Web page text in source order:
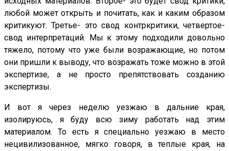
любой может открыть и почитать, как и каким образом
критикуют. Третье- это свод контркритики, четвертое-
свод интерпретаций. Мы к этому подходили довольно
тяжело, потому что уже были возражающие, но потом
они пришли к выводу, что возражать тоже можно в этой
экспертизе, а не просто препятствовать созданию
экспертизы.
И вот я через неделю уезжаю в дальние края,
изолируюсь, я буду всю зиму работать над этим
материалом. То есть я специально уезжаю в место
нецивилизованное, мягко говоря, в теплые края, на